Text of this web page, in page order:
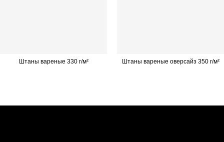
Штаны вареные 330 г/м² Штаны вареные оверсайз 350 г/м²